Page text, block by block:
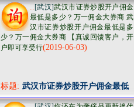
..[武汉]武汉市证券炒股开户佣金
最低是多少？万一佣金大券商 武
汉市证券炒股开户佣金最低是多
少？万一佣金大券商 【真诚回馈客户，开
户即可享受行(2019-06-03)
标题: 武汉市证券炒股开户佣金最低
是多少？万一佣金大券商